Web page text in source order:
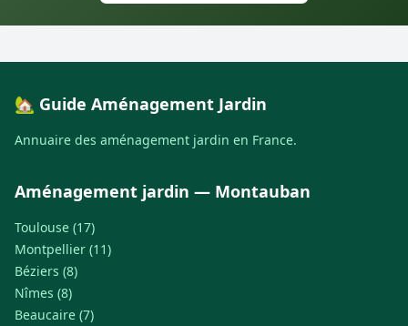
🏡 Guide Aménagement Jardin
Annuaire des aménagement jardin en France.
Aménagement jardin — Montauban
Toulouse (17)
Montpellier (11)
Béziers (8)
Nîmes (8)
Beaucaire (7)